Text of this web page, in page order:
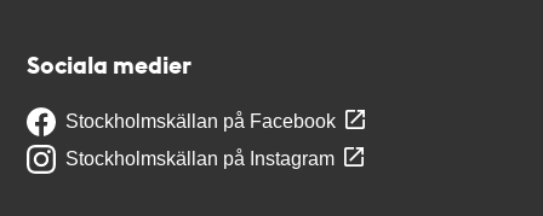
Sociala medier
Stockholmskällan på Facebook
Stockholmskällan på Instagram